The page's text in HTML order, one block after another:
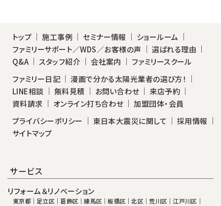
トップ 施工事例 セミナー情報
ショールーム
ファミリーサポート／WDS／お客様の声
選ばれる理由
Q&A
スタッフ紹介 会社案内
ファミリースクール
ファミリー日記
漫画で分かる太陽光業者の選び方！
LINE相談
無料見積 お問い合わせ
来店予約
資料請求
オンライン打ち合わせ
加盟団体・会員
プライバシーポリシー
東日本大震災に関して
採用情報
サイトマップ
サービス
リフォーム＆リノベーション
東京都 足立区 葛飾区 練馬区 板橋区 北区 荒川区
江戸川区